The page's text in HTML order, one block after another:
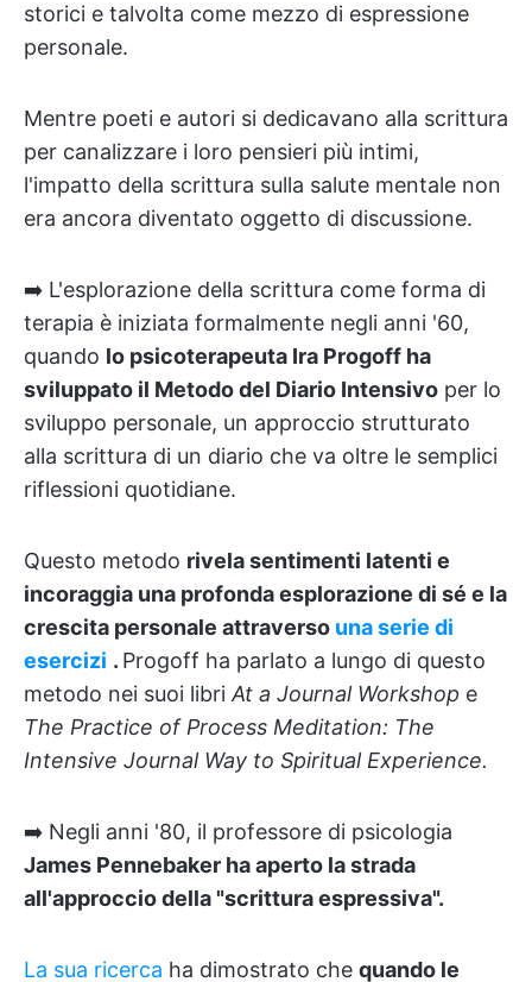
storici e talvolta come mezzo di espressione
personale.
Mentre poeti e autori si dedicavano alla scrittura
per canalizzare i loro pensieri più intimi,
l'impatto della scrittura sulla salute mentale non
era ancora diventato oggetto di discussione.
➡️ L'esplorazione della scrittura come forma di
terapia è iniziata formalmente negli anni '60,
quando lo psicoterapeuta Ira Progoff ha
sviluppato il Metodo del Diario Intensivo per lo
sviluppo personale, un approccio strutturato
alla scrittura di un diario che va oltre le semplici
riflessioni quotidiane.
Questo metodo rivela sentimenti latenti e
incoraggia una profonda esplorazione di sé e la
crescita personale attraverso una serie di
esercizi . Progoff ha parlato a lungo di questo
metodo nei suoi libri At a Journal Workshop e
The Practice of Process Meditation: The
Intensive Journal Way to Spiritual Experience.
➡️ Negli anni '80, il professore di psicologia
James Pennebaker ha aperto la strada
all'approccio della "scrittura espressiva".
La sua ricerca ha dimostrato che quando le